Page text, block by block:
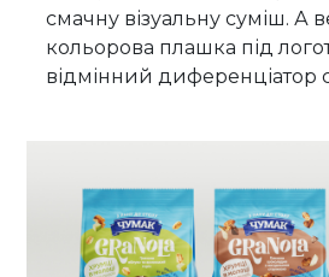
смачну візуальну суміш. А
кольорова плашка під
відмінний диференціатор